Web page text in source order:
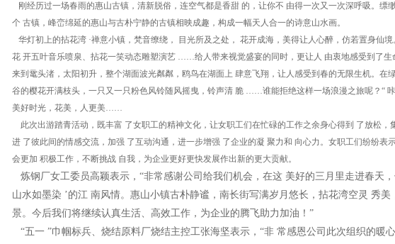
刚经历过一场春雨的惠山古镇，清新脱俗，连空气都是香甜 的，让你不 由得一次又一次深呼吸。缥
个 古镇，峰峦绵延的惠山与古朴宁静的古镇相映成趣，构成一幅天人合一的诗意山水画。
华灯初上的拈花湾 ·禅意小镇，梵音缭绕， 目光所及之处， 花开成海，美得让人心醉，仿若置身仙境
花 开五叶音乐喷泉、拈花一笑动态雕塑演艺 ……给人带来视觉盛宴的同时，更让人 由衷地感受到了生
来到鼋头渚，太阳初升，整个湖面波光粼粼，鸥鸟在湖面上 肆意飞翔，让人感受到春的无限生机。在
谷的樱花开满枝头，一只又一只粉色风铃随风摇曳，铃声清 脆 ……谁能拒绝这样一场浪漫之旅呢？“
美好时光，花美，人更美……
此次出游踏青活动，既丰富 了女职工的精神文化，让女职工们在忙碌的工作之余身心得到 了放松，
进 了彼此间的情感交流，加强 了互动沟通，进一步增强 了企业的凝 聚力和 向心力。女职工们纷纷表
会更加 积极工作，不断挑战 自我，为企业更好更快发展作出新的更大贡献。
炼钢厂女工委员高颖表示，“非常感谢公司给我们机会，在这 美好的三月里走进春天，
山水如墨染 ’的江 南风情。惠山小镇古朴静谧，南长街写满岁月悠长，拈花湾空灵 秀美
景。今后我们将继续认真生活、高效工作，为企业的腾飞助力加油！”
“五一 ”巾帼标兵、烧结原料厂烧结主控工张海坚表示，“非 常感恩公司此次组织的暖